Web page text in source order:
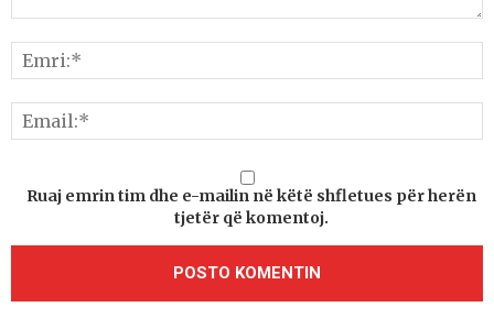
Ruaj emrin tim dhe e-mailin në këtë shfletues për herën
tjetër që komentoj.